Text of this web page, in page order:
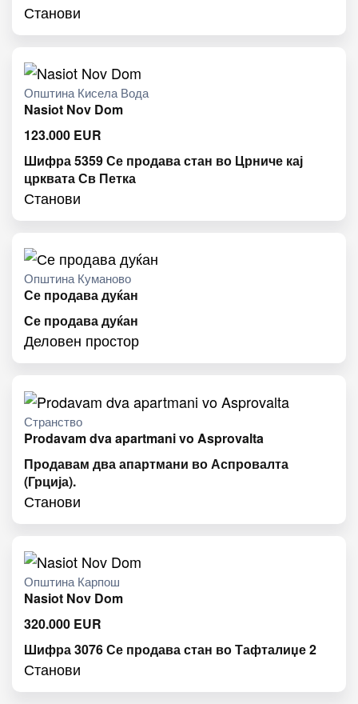
Станови
Општина Кисела Вода
Nasiot Nov Dom
123.000 EUR
Шифра 5359 Се продава стан во Црниче кај
црквата Св Петка
Станови
Општина Куманово
Се продава дуќан
Се продава дуќан
Деловен простор
Странство
Prodavam dva apartmani vo Asprovalta
Продавам два апартмани во Аспровалта
(Грција).
Станови
Општина Карпош
Nasiot Nov Dom
320.000 EUR
Шифра 3076 Се продава стан во Тафталиџе 2
Станови